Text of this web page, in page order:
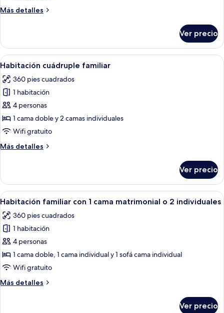
Más detalles
Más
familiar
Ver precio
Abrir
todas
las
fotos
de
Habitación
cuádruple
Una cama bien hecha con dos
14
Habitación cuádruple familiar
360 pies cuadrados
1 habitación
4 personas
1 cama doble y 2 camas individuales
Wifi gratuito
Más detalles
Más
cuádruple
familiar
Ver precio
Abrir
todas
las
fotos
de
Habitación
familiar
1
Una cama bien hecha con dos
11
Habitación familiar con 1 cama matrimonial o 2 individuales
360 pies cuadrados
1 habitación
4 personas
1 cama doble, 1 cama individual y 1 sofá cama individual
Wifi gratuito
Más detalles
Más
Ver precio